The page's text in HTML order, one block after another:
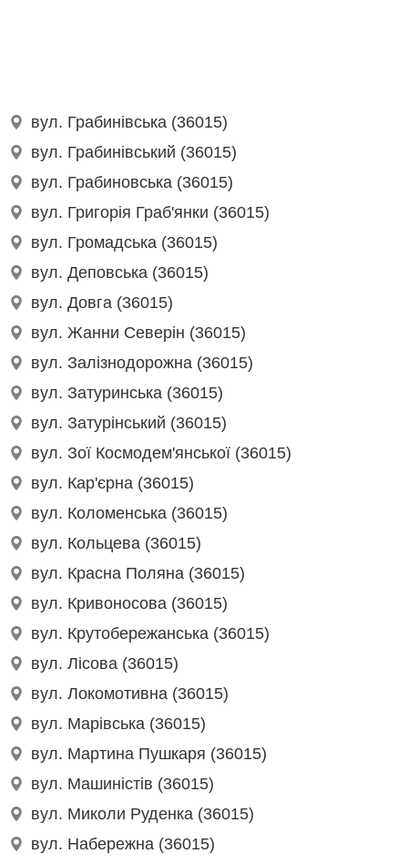
вул. Грабинівська (36015)
вул. Грабинівський (36015)
вул. Грабиновська (36015)
вул. Григорія Граб'янки (36015)
вул. Громадська (36015)
вул. Деповська (36015)
вул. Довга (36015)
вул. Жанни Северін (36015)
вул. Залізнодорожна (36015)
вул. Затуринська (36015)
вул. Затурінський (36015)
вул. Зої Космодем'янської (36015)
вул. Кар'єрна (36015)
вул. Коломенська (36015)
вул. Кольцева (36015)
вул. Красна Поляна (36015)
вул. Кривоносова (36015)
вул. Крутобережанська (36015)
вул. Лісова (36015)
вул. Локомотивна (36015)
вул. Марівська (36015)
вул. Мартина Пушкаря (36015)
вул. Машиністів (36015)
вул. Миколи Руденка (36015)
вул. Набережна (36015)